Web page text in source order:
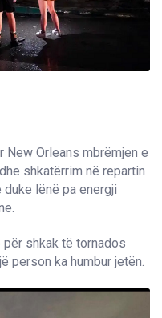
New Orleans mbrëmjen e
shkatërrim në repartin
lënë pa energji
shkak të tornados
person ka humbur jetën.